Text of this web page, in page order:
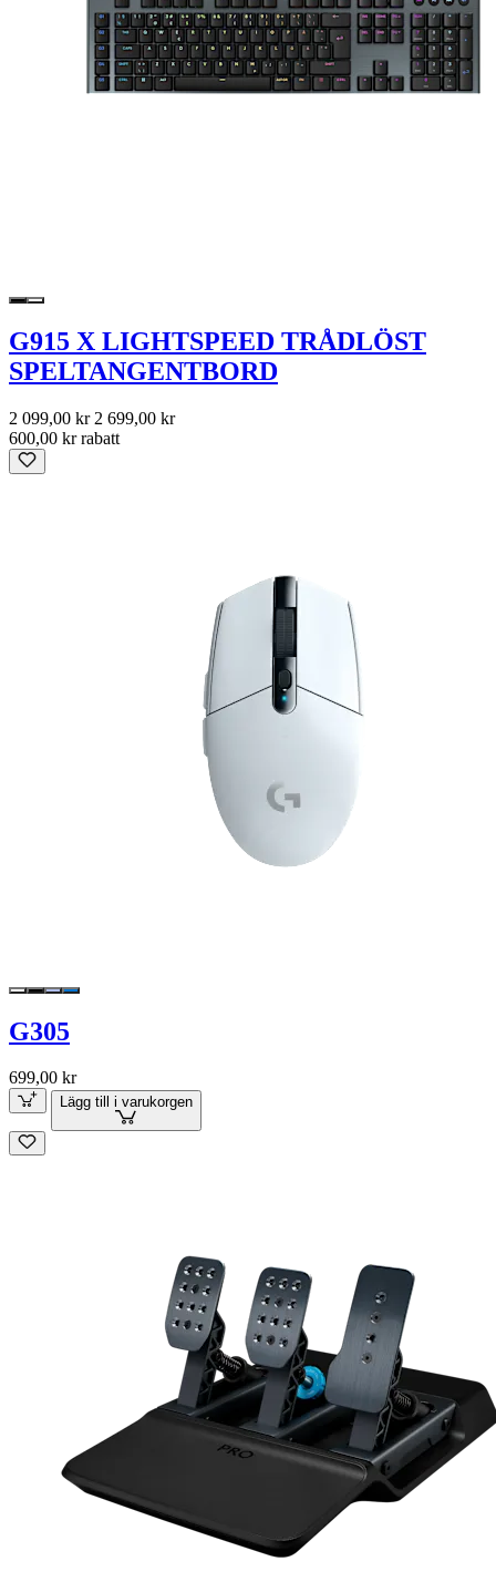
G915 X LIGHTSPEED TRÅDLÖST
SPELTANGENTBORD
2 099,00 kr 2 699,00 kr
600,00 kr rabatt
G305
699,00 kr
Lägg till i varukorgen